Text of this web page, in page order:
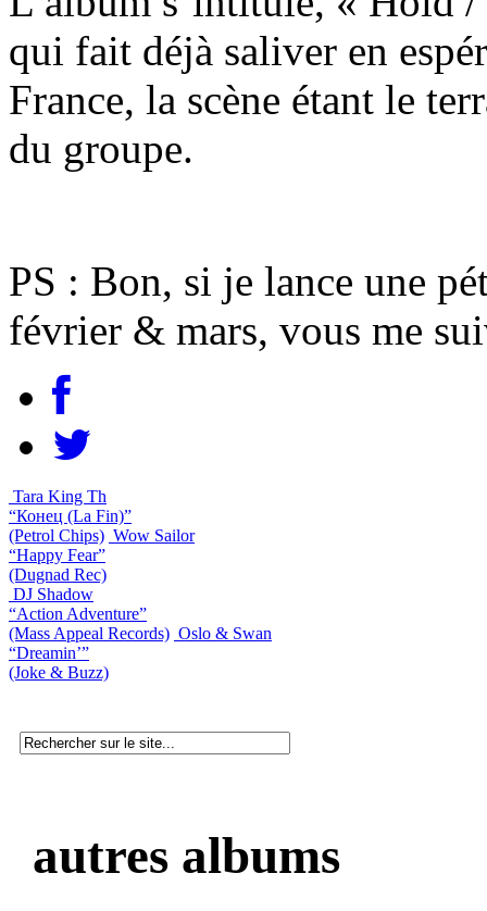
qui fait déjà saliver en
France, la scène étant le
du groupe.
PS : Bon, si je lance une
février & mars, vous me
Tara King Th
“Конец (La Fin)”
(Petrol Chips) Wow Sailor
“Happy Fear”
(Dugnad Rec)
DJ Shadow
“Action Adventure”
(Mass Appeal Records) Oslo & Swan
“Dreamin’”
(Joke & Buzz)
autres albums